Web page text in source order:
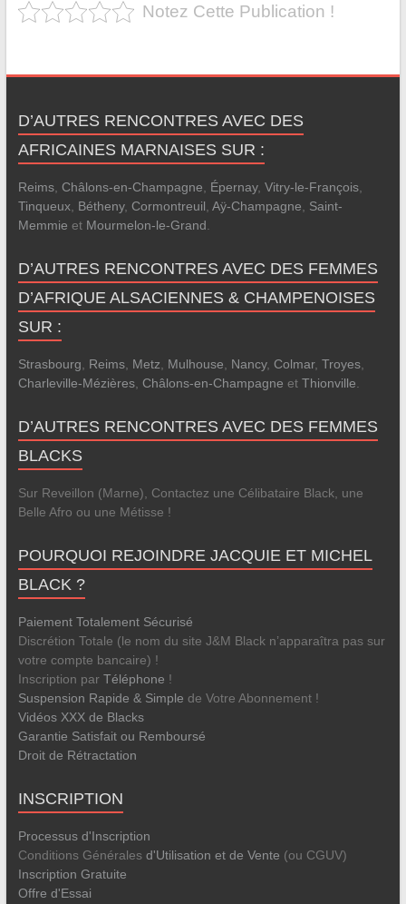
Notez Cette Publication !
D’AUTRES RENCONTRES AVEC DES
AFRICAINES MARNAISES SUR :
Reims, Châlons-en-Champagne, Épernay, Vitry-le-François,
Tinqueux, Bétheny, Cormontreuil, Aÿ-Champagne, Saint-
Memmie et Mourmelon-le-Grand.
D’AUTRES RENCONTRES AVEC DES FEMMES
D’AFRIQUE ALSACIENNES & CHAMPENOISES
SUR :
Strasbourg, Reims, Metz, Mulhouse, Nancy, Colmar, Troyes,
Charleville-Mézières, Châlons-en-Champagne et Thionville.
D’AUTRES RENCONTRES AVEC DES FEMMES
BLACKS
Sur Reveillon (Marne), Contactez une Célibataire Black, une
Belle Afro ou une Métisse !
POURQUOI REJOINDRE JACQUIE ET MICHEL
BLACK ?
Paiement Totalement Sécurisé
Discrétion Totale (le nom du site J&M Black n’apparaîtra pas sur
votre compte bancaire) !
Inscription par Téléphone !
Suspension Rapide & Simple de Votre Abonnement !
Vidéos XXX de Blacks
Garantie Satisfait ou Remboursé
Droit de Rétractation
INSCRIPTION
Processus d'Inscription
Conditions Générales d'Utilisation et de Vente (ou CGUV)
Inscription Gratuite
Offre d'Essai